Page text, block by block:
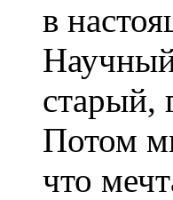
в
Научный
старый,
Потом
что